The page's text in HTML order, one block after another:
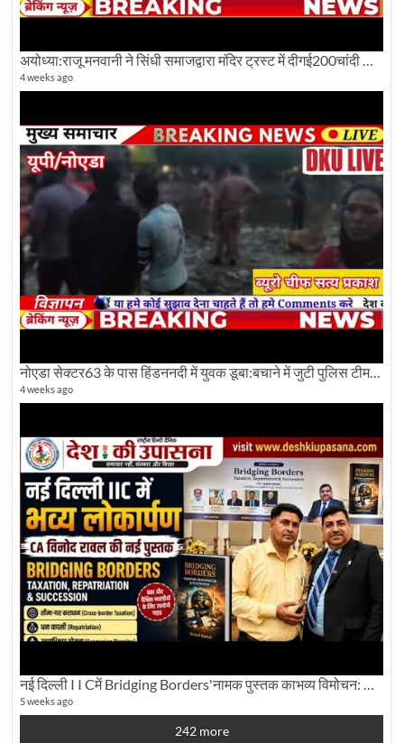
4 weeks ago
नोएडा सेक्टर63 के पास हिंडननदी में युवक डूबा:बचाने में जुटी पुलिस टीम: देखिए पूरी ग्राउंड रिपोर्टिंग
4 weeks ago
नई दिल्ली I I Cमें Bridging Borders'नामक पुस्तक काभव्य विमोचन: Dku ब्यूरो चीफ की ग्राउंड रिपोर्टिंग
5 weeks ago
242 more